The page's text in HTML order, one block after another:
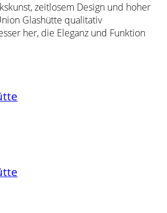
zeitlosem Design und hoher
Glashütte qualitativ
her, die Eleganz und Funktion